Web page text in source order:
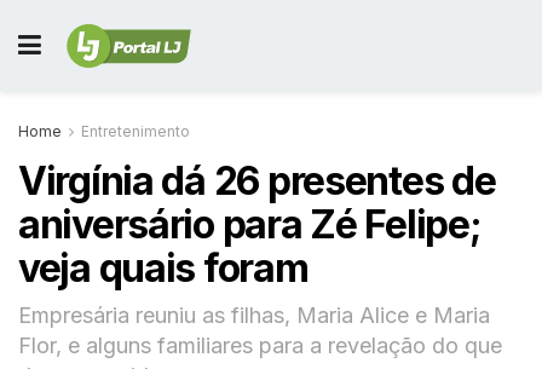
Home Entretenimento
Virgínia dá 26 presentes de
aniversário para Zé Felipe;
veja quais foram
Empresária reuniu as filhas, Maria Alice e Maria
Flor, e alguns familiares para a revelação do que